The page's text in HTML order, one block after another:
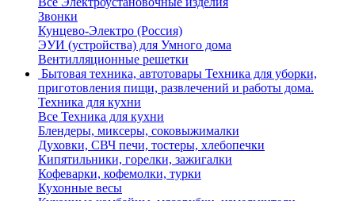
Звонки
Кунцево-Электро (Россия)
ЭУИ (устройства) для Умного дома
Вентилляционные решетки
Бытовая техника, автотовары Техника для уборки,
приготовления пищи, развлечений и работы дома.
Техника для кухни
Все Техника для кухни
Блендеры, миксеры, соковыжималки
Духовки, СВЧ печи, тостеры, хлебопечки
Кипятильники, горелки, зажигалки
Кофеварки, кофемолки, турки
Кухонные весы